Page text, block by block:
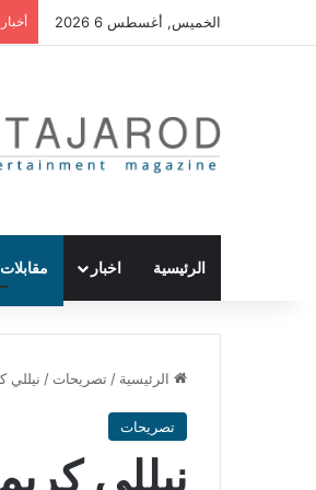
الخميس, أغسطس 6 2026
الرئيسية اخبار
الرئيسية / تصريحات / نيللي
تصريحات
نيللي